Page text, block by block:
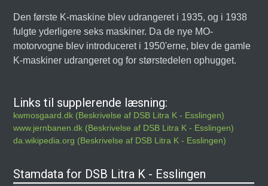
Den første K-maskine blev udrangeret i 1935, og i 1938
fulgte yderligere seks maskiner. Da de nye MO-
motorvogne blev introduceret i 1950'erne, blev de gamle
K-maskiner udrangeret og for størstedelen ophugget.
Links til supplerende læsning:
kwmosgaard.dk (Beskrivelse af DSB Litra K - Esslingen)
www.jernbanen.dk (Beskrivelse af DSB Litra K - Esslingen)
da.wikipedia.org (Beskrivelse af DSB Litra K - Esslingen)
Stamdata for DSB Litra K - Esslingen